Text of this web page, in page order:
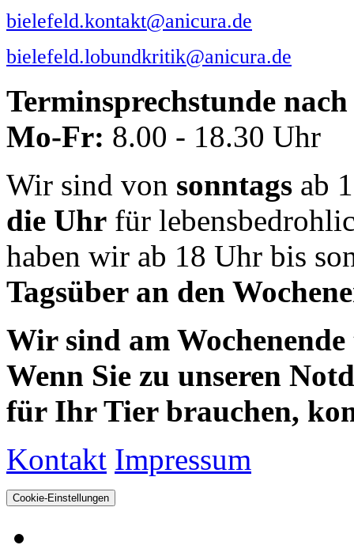
bielefeld.kontakt@anicura.de
bielefeld.lobundkritik@anicura.de
Terminsprechstunde
Mo-Fr: 8.00 - 18.30 Uhr
Wir sind von sonntags ab
die Uhr für
haben wir ab 18 Uhr bis
Tagsüber an den
Wir sind am
Wenn Sie zu unseren
für Ihr Tier brauchen,
Kontakt Impressum
Cookie-Einstellungen